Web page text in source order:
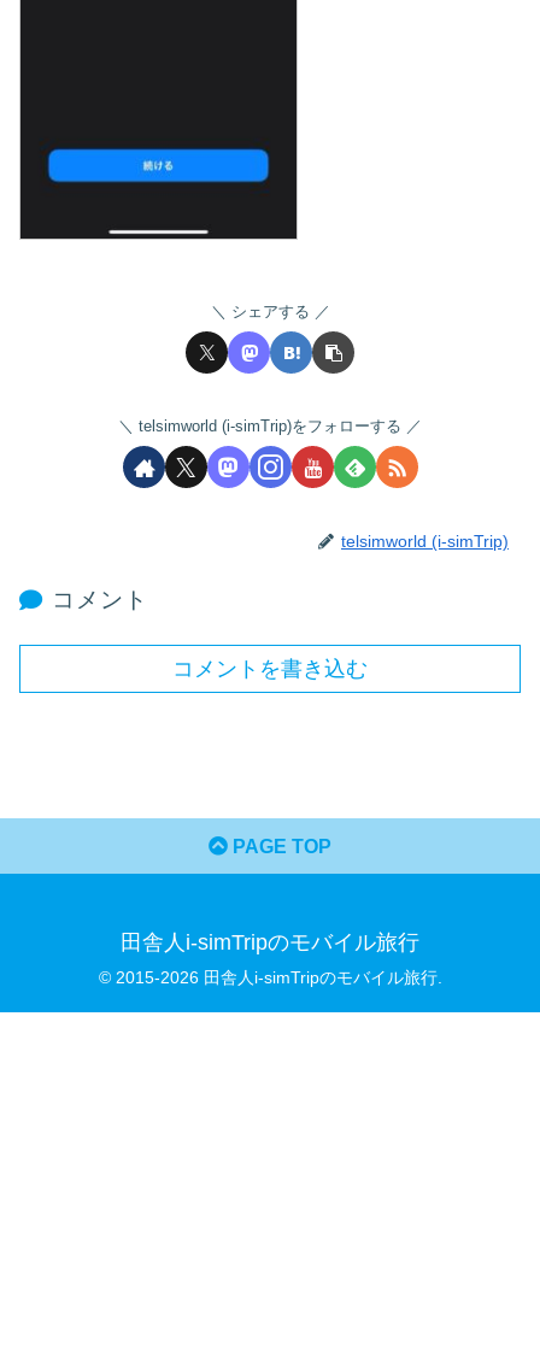
シェアする
telsimworld (i-simTrip)をフォローする
telsimworld (i-simTrip)
コメント
コメントを書き込む
PAGE TOP
田舎人i-simTripのモバイル旅行
© 2015-2026 田舎人i-simTripのモバイル旅行.